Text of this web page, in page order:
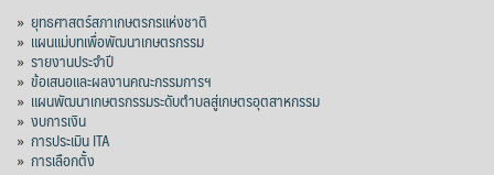
» ยุทธศาสตร์สภาเกษตรกรแห่งชาติ
» แผนแม่บทเพื่อพัฒนาเกษตรกรรม
» รายงานประจำปี
» ข้อเสนอและผลงานคณะกรรมการฯ
» แผนพัฒนาเกษตรกรรมระดับตำบลสู่เกษตรอุตสาหกรรม
» งบการเงิน
» การประเมิน ITA
» การเลือกตั้ง